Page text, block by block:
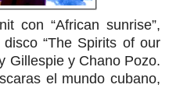
con “African sunrise”,
“The Spirits of our
Gillespie y Chano Pozo.
el mundo cubano,